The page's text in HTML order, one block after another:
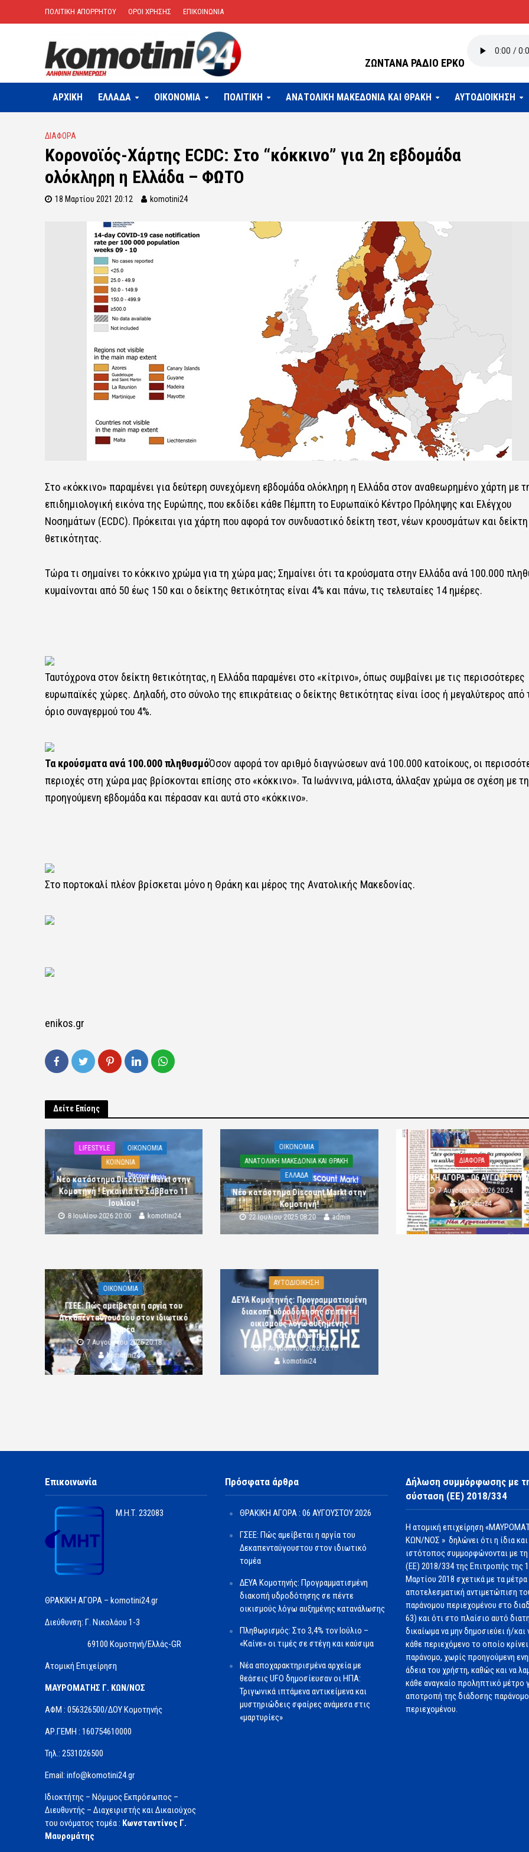
ΠΟΛΙΤΙΚΗ ΑΠΟΡΡΗΤΟΥ ΟΡΟΙ ΧΡΗΣΗΣ ΕΠΙΚΟΙΝΩΝΙΑ
ΖΩΝΤΑΝΑ ΡΑΔΙΟ ΕΡΚΟ
ΑΡΧΙΚΗ ΕΛΛΑΔΑ OIKONOMIA ΠΟΛΙΤΙΚΗ ΑΝΑΤΟΛΙΚΗ ΜΑΚΕΔΟΝΙΑ ΚΑΙ ΘΡΑΚΗ ΑΥΤΟΔΙΟΙΚΗΣΗ
ΔΙΑΦΟΡΑ
Κορονοϊός-Χάρτης ECDC: Στο “κόκκινο” για 2η εβδομάδα
ολόκληρη η Ελλάδα – ΦΩΤΟ
18 Μαρτίου 2021 20:12 komotini24
Στο «κόκκινο» παραμένει για δεύτερη συνεχόμενη εβδομάδα ολόκληρη η Ελλάδα στον αναθεωρημένο χάρτη με
επιδημιολογική εικόνα της Ευρώπης, που εκδίδει κάθε Πέμπτη το Ευρωπαϊκό Κέντρο Πρόληψης και Ελέγχου
Νοσημάτων (ECDC). Πρόκειται για χάρτη που αφορά τον συνδυαστικό δείκτη τεστ, νέων κρουσμάτων και δείκτη
θετικότητας.
Τώρα τι σημαίνει το κόκκινο χρώμα για τη χώρα μας; Σημαίνει ότι τα κρούσματα στην Ελλάδα ανά 100.000
κυμαίνονται από 50 έως 150 και ο δείκτης θετικότητας είναι 4% και πάνω, τις τελευταίες 14 ημέρες.
Ταυτόχρονα στον δείκτη θετικότητας, η Ελλάδα παραμένει στο «κίτρινο», όπως συμβαίνει με τις περισσότερες
ευρωπαϊκές χώρες. Δηλαδή, στο σύνολο της επικράτειας ο δείκτης θετικότητας είναι ίσος ή μεγαλύτερος από
όριο συναγερμού του 4%.
Τα κρούσματα ανά 100.000 πληθυσμόΌσον αφορά τον αριθμό διαγνώσεων ανά 100.000 κατοίκους, οι
περιοχές στη χώρα μας βρίσκονται επίσης στο «κόκκινο». Τα Ιωάννινα, μάλιστα, άλλαξαν χρώμα σε σχέση με
προηγούμενη εβδομάδα και πέρασαν και αυτά στο «κόκκινο».
Στο πορτοκαλί πλέον βρίσκεται μόνο η Θράκη και μέρος της Ανατολικής Μακεδονίας.
enikos.gr
Δείτε Επίσης
LIFESTYLE
OIKONOMIA
ΚΟΙΝΩΝΙΑ
Νέο κατάστημα Discount Markt στην
Κομοτηνή ! Εγκαίνια το Σάββατο 11
Ιουλίου !
8 Ιουλίου 2026 20:00 komotini24
OIKONOMIA
ΑΝΑΤΟΛΙΚΗ ΜΑΚΕΔΟΝΙΑ ΚΑΙ ΘΡΑΚΗ
ΕΛΛΑΔΑ
Νέο κατάστημα Discount Markt στην
Κομοτηνή!
22 Ιουλίου 2025 08:20 admin
ΔΙΑΦΟΡΑ
ΘΡΑΚΙΚΗ ΑΓΟΡΑ : 06 ΑΥΓΟΥΣΤΟΥ
7 Αυγούστου 2026 20:24
komotini24
OIKONOMIA
ΓΣΕΕ: Πώς αμείβεται η αργία του
Δεκαπενταύγουστου στον ιδιωτικό
τομέα
7 Αυγούστου 2026 20:18
komotini24
ΑΥΤΟΔΙΟΙΚΗΣΗ
ΔΕΥΑ Κομοτηνής: Προγραμματισμένη
διακοπή υδροδότησης σε πέντε
οικισμούς λόγω αυξημένης
κατανάλωσης
7 Αυγούστου 2026 20:16
komotini24
Επικοινωνία
Μ.Η.Τ. 232083
ΘΡΑΚΙΚΗ ΑΓΟΡΑ – komotini24.gr
Διεύθυνση: Γ. Νικολάου 1-3
69100 Κομοτηνή/Ελλάς-GR
Ατομική Επιχείρηση
ΜΑΥΡΟΜΑΤΗΣ Γ. ΚΩΝ/ΝΟΣ
ΑΦΜ : 056326500/ΔOΥ Κομοτηνής
ΑΡ.ΓΕΜΗ : 160754610000
Τηλ.: 2531026500
Email: info@komotini24.gr
Ιδιοκτήτης – Νόμιμος Εκπρόσωπος –
Διευθυντής – Διαχειριστής και Δικαιούχος
του ονόματος τομέα : Κωνσταντίνος Γ.
Μαυρομάτης
Πρόσφατα άρθρα
ΘΡΑΚΙΚΗ ΑΓΟΡΑ : 06 ΑΥΓΟΥΣΤΟΥ 2026
ΓΣΕΕ: Πώς αμείβεται η αργία του
Δεκαπενταύγουστου στον ιδιωτικό
τομέα
ΔΕΥΑ Κομοτηνής: Προγραμματισμένη
διακοπή υδροδότησης σε πέντε
οικισμούς λόγω αυξημένης κατανάλωσης
Πληθωρισμός: Στο 3,4% τον Ιούλιο –
«Καίνε» οι τιμές σε στέγη και καύσιμα
Νέα αποχαρακτηρισμένα αρχεία με
θεάσεις UFO δημοσίευσαν οι ΗΠΑ:
Τριγωνικά ιπτάμενα αντικείμενα και
μυστηριώδεις σφαίρες ανάμεσα στις
«μαρτυρίες»
Δήλωση συμμόρφωσης με
σύσταση (ΕΕ) 2018/334
Η ατομική επιχείρηση
ΚΩΝ/ΝΟΣ » δηλώνει ότι η ίδια
ιστότοπος συμμορφώνονται με
(ΕΕ) 2018/334 της Επιτροπής της
Μαρτίου 2018 σχετικά με τα μέτρα
αποτελεσματική αντιμετώπιση
παράνομου περιεχομένου στο
63) και ότι στο πλαίσιο αυτό
δικαίωμα να μην δημοσιεύει ή/και
κάθε περιεχόμενο το οποίο κρίνει
παράνομο, χωρίς προηγούμενη
άδεια του χρήστη, καθώς και να
κάθε αναγκαίο προληπτικό μέτρο
αποτροπή της διάδοσης
περιεχομένου.